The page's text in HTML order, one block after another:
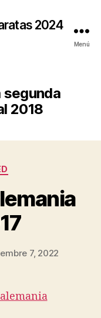
2024
Menú
2018
7, 2022